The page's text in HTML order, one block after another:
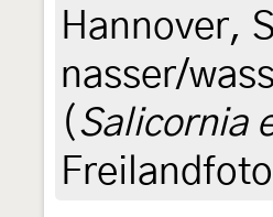
Hannover,
nasser/
( Salicornia